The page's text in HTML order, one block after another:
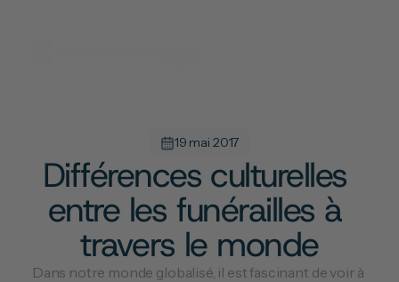
19 mai 2017
Différences culturelles
entre les funérailles à
travers le monde
Dans notre monde globalisé, il est fascinant de voir à